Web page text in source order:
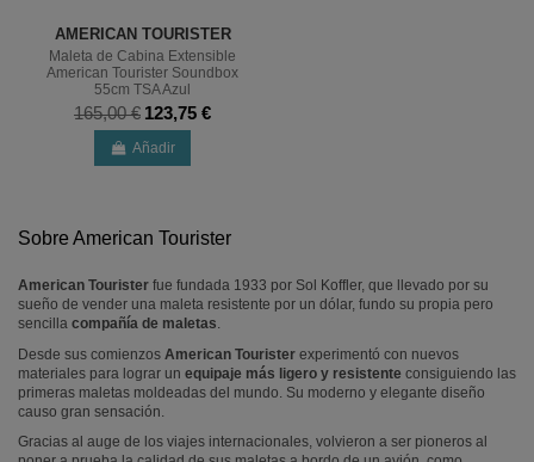
AMERICAN TOURISTER
Maleta de Cabina Extensible
American Tourister Soundbox
55cm TSA Azul
165,00 € 123,75 €
Añadir
Sobre American Tourister
American Tourister fue fundada 1933 por Sol Koffler, que llevado por su
sueño de vender una maleta resistente por un dólar, fundo su propia pero
sencilla compañía de maletas.
Desde sus comienzos American Tourister experimentó con nuevos
materiales para lograr un equipaje más ligero y resistente consiguiendo las
primeras maletas moldeadas del mundo. Su moderno y elegante diseño
causo gran sensación.
Gracias al auge de los viajes internacionales, volvieron a ser pioneros al